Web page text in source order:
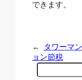
できます。
←
タワーマ
ョン節税
C
e